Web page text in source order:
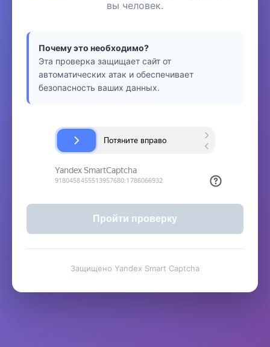
вы человек.
Почему это необходимо?
Эта проверка защищает сайт от
автоматических атак и обеспечивает
безопасность ваших данных.
Пройти проверку
Защищено Yandex Smart Captcha